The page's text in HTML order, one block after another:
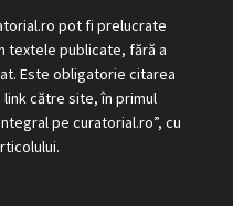
pot fi prelucrate
textele publicate, fără a
Este obligatorie citarea
către site, în primul
pe curatorial.ro”, cu